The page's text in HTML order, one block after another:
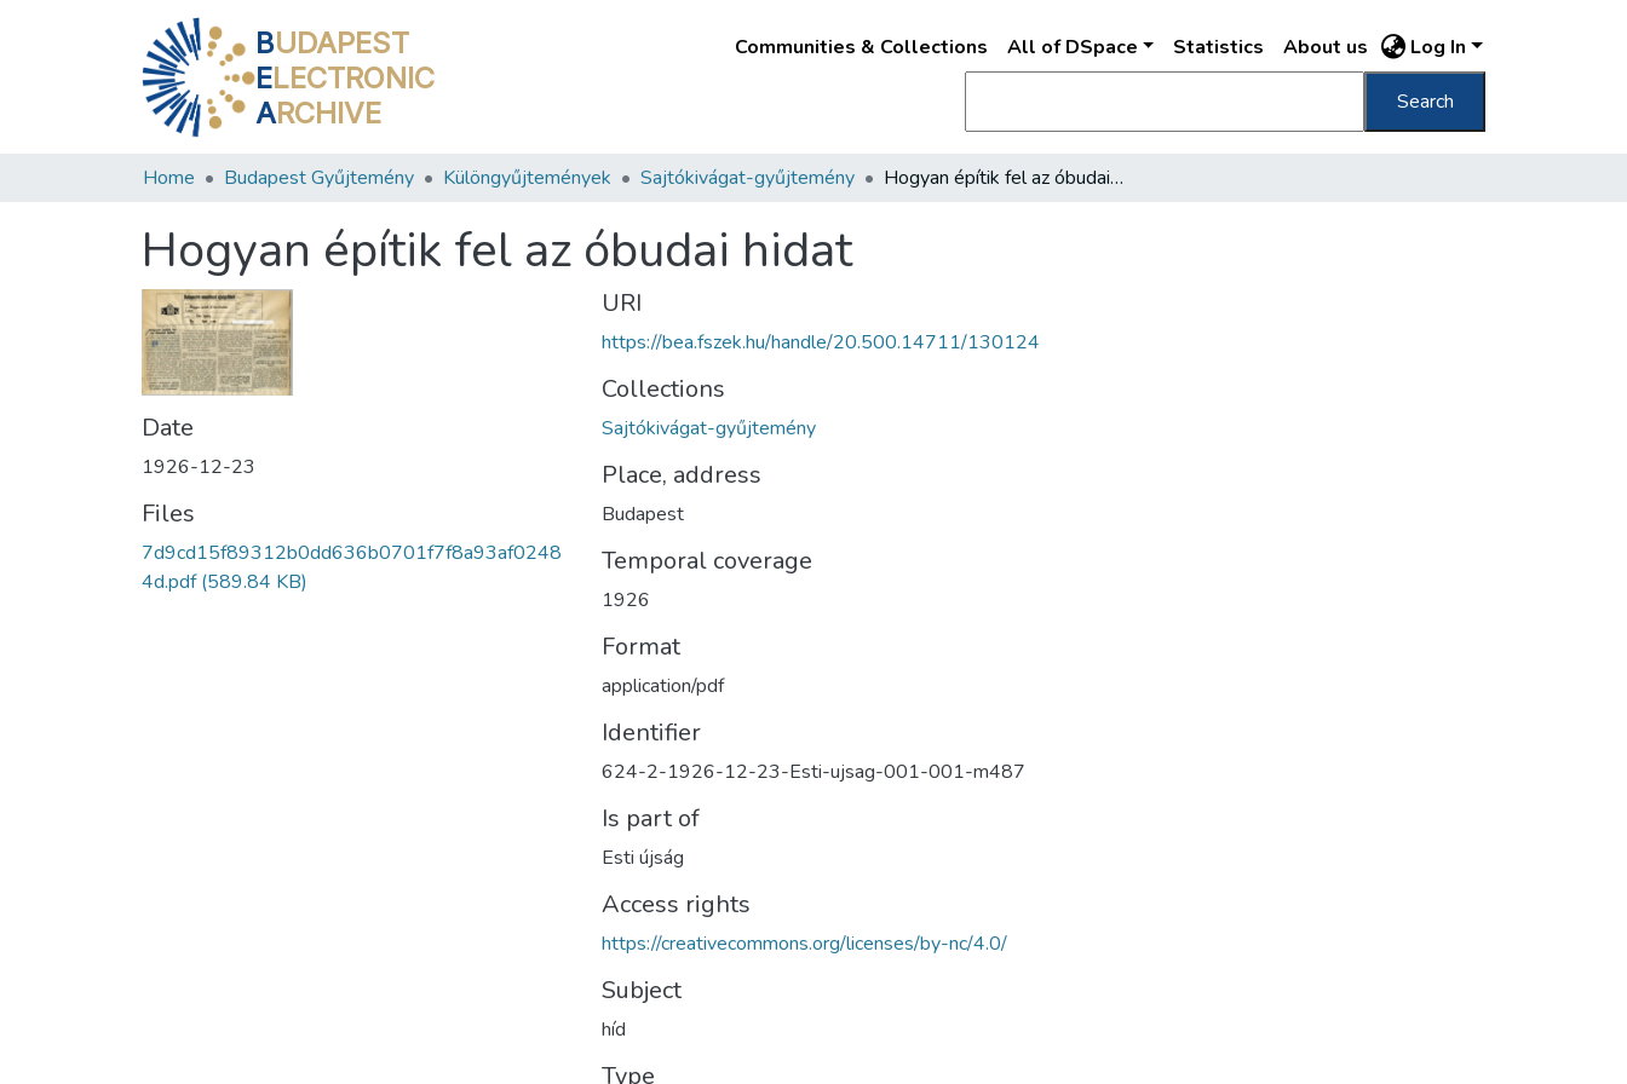
BUDAPEST
ELECTRONIC
ARCHIVE
Communities & Collections All of DSpace Statistics About us Log In
Search
Home Budapest Gyűjtemény Különgyűjtemények Sajtókivágat-gyűjtemény Hogyan építik fel az óbudai hidat
Hogyan építik fel az óbudai hidat
Date
1926-12-23
Files
7d9cd15f89312b0dd636b0701f7f8a93af0248
4d.pdf(589.84 KB)
URI
https://bea.fszek.hu/handle/20.500.14711/130124
Collections
Sajtókivágat-gyűjtemény
Place, address
Budapest
Temporal coverage
1926
Format
application/pdf
Identifier
624-2-1926-12-23-Esti-ujsag-001-001-m487
Is part of
Esti újság
Access rights
https://creativecommons.org/licenses/by-nc/4.0/
Subject
híd
Type